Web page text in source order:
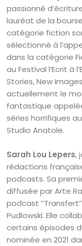
passionné
lauréat de la
catégorie fiction
sélectionné à
dans la catégorie
au Festival l’Ecrit à
Stories, New
actuellement le
fantastique
séries horrifiques
Studio Anatole.
Sarah Lou Lepers,
rédactions
podcasts. Sa
diffusée par Arte
podcast
Pudlowski. Elle
certains épisodes
nominée en 2021